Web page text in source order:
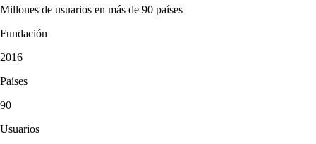
Millones de usuarios en más de 90 países
Fundación
2016
Países
90
Usuarios